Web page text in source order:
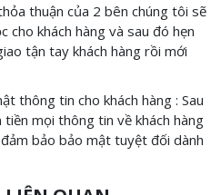
thuận của 2 bên chúng tôi sẽ
cho khách hàng và sau đó hẹn
tận tay khách hàng rồi mới
thông tin cho khách hàng : Sau
mọi thông tin về khách hàng
bảo bảo mật tuyệt đối dành